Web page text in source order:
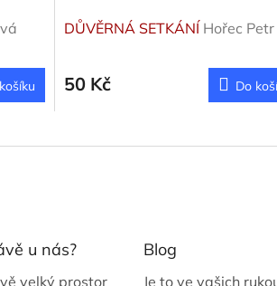
DŮVĚRNÁ SETKÁNÍ Hořec Petr
50 Kč Do
u nás?
velký prostor
Blog
Je to ve vašich